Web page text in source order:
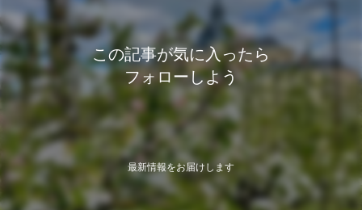
この記事が気に入ったら
フォローしよう
最新情報をお届けします